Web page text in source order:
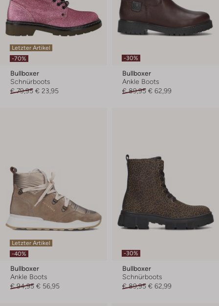
Letzter Artikel
-70%
Bullboxer
Schnürboots
€ 79,95 € 23,95
-30%
Bullboxer
Ankle Boots
€ 89,95 € 62,99
Letzter Artikel
-40%
Bullboxer
Ankle Boots
€ 94,95 € 56,95
-30%
Bullboxer
Schnürboots
€ 89,95 € 62,99